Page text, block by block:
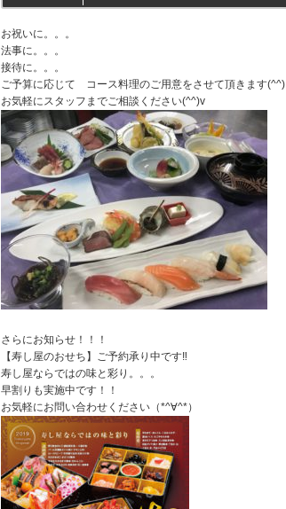
お祝いに。。。
法事に。。。
接待に。。。
ご予算に応じて コース料理のご用意をさせて頂きます(^^)
お気軽にスタッフまでご相談ください(^^)v
さらにお知らせ！！！
【寿し屋のおせち】ご予約承り中です‼
寿し屋ならではの味と彩り。。。
早割りも実施中です！！
お気軽にお問い合わせください（*^∀^*）